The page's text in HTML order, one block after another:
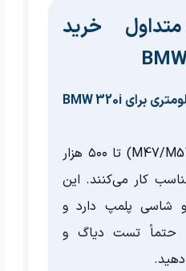
خرید
❓ کارکرد ۳۵۰ هزار کیلومتری برای BMW 320i
موتورهای سری ۳ (M47/M54) تا ۵۰۰ هزار
کار می‌کنند. این
شاسی پلمپ دارد و
حتماً تست دیاگ و